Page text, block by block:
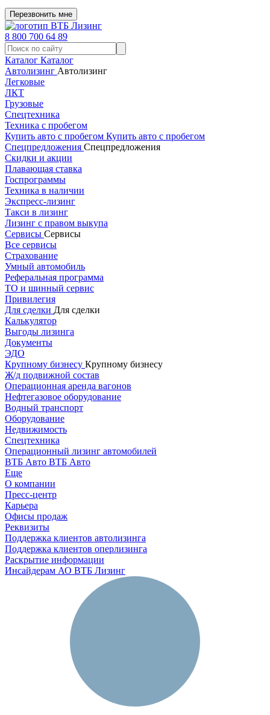
Перезвонить мне
8 800 700 64 89
Каталог Каталог
Автолизинг Автолизинг
Легковые
ЛКТ
Грузовые
Спецтехника
Техника с пробегом
Купить авто с пробегом Купить авто с пробегом
Спецпредложения Спецпредложения
Скидки и акции
Плавающая ставка
Госпрограммы
Техника в наличии
Экспресс-лизинг
Такси в лизинг
Лизинг с правом выкупа
Сервисы Сервисы
Все сервисы
Страхование
Умный автомобиль
Реферальная программа
ТО и шинный сервис
Привилегия
Для сделки Для сделки
Калькулятор
Выгоды лизинга
Документы
ЭДО
Крупному бизнесу Крупному бизнесу
Ж/д подвижной состав
Операционная аренда вагонов
Нефтегазовое оборудование
Водный транспорт
Оборудование
Недвижимость
Спецтехника
Операционный лизинг автомобилей
ВТБ Авто ВТБ Авто
Еще
О компании
Пресс-центр
Карьера
Офисы продаж
Реквизиты
Поддержка клиентов автолизинга
Поддержка клиентов оперлизинга
Раскрытие информации
Инсайдерам АО ВТБ Лизинг